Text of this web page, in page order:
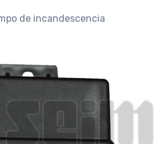
de incandescencia